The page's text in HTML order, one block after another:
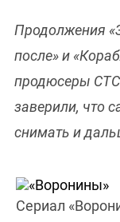
Продолжения
после» и
продюсеры
заверили, что
снимать и
Сериал